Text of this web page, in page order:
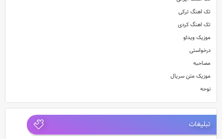
تک اهنگ ترکی
تک اهنگ کردی
موزیک ویدئو
درخواستی
مصاحبه
موزیک متن سریال
نوحه
تبلیغات